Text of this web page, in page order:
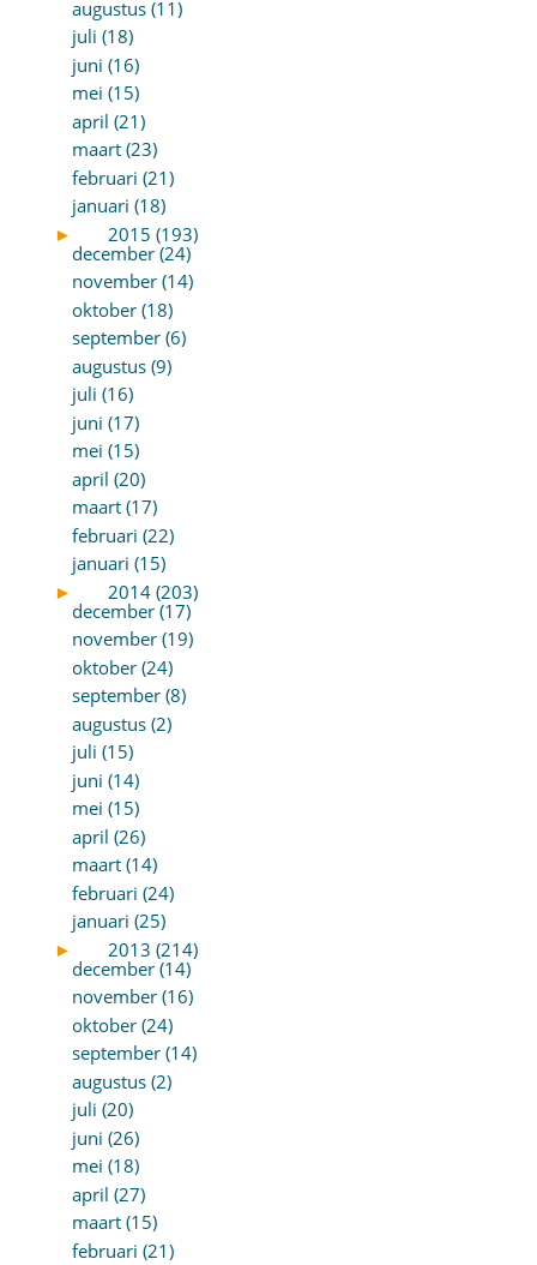
augustus (11)
juli (18)
juni (16)
mei (15)
april (21)
maart (23)
februari (21)
januari (18)
►
2015 (193)
december (24)
november (14)
oktober (18)
september (6)
augustus (9)
juli (16)
juni (17)
mei (15)
april (20)
maart (17)
februari (22)
januari (15)
►
2014 (203)
december (17)
november (19)
oktober (24)
september (8)
augustus (2)
juli (15)
juni (14)
mei (15)
april (26)
maart (14)
februari (24)
januari (25)
►
2013 (214)
december (14)
november (16)
oktober (24)
september (14)
augustus (2)
juli (20)
juni (26)
mei (18)
april (27)
maart (15)
februari (21)